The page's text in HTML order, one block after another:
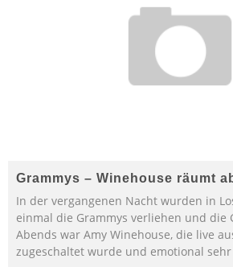
Grammys – Winehouse räumt
In der vergangenen Nacht wurden in
einmal die Grammys verliehen und die
Abends war Amy Winehouse, die live
zugeschaltet wurde und emotional